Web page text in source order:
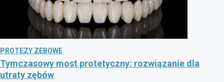
PROTEZY ZEBOWE
Tymczasowy most protetyczny: rozwiązanie dla
utraty zębów